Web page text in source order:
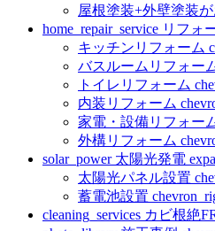
屋根塗装+外壁塗装
home_repair_service リフォ
キッチンリフォーム
バスルームリフォー
トイレリフォーム
内装リフォーム
家電・設備リフォー
外構リフォーム
solar_power 太陽光発電
太陽光パネル設置
蓄電池設置
cleaning_services カビ根絶